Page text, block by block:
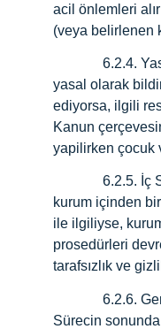
acil önlemleri
(veya belirlenen
yasal olarak
ediyorsa, ilgili
Kanun
yapilirken çocuk
              6.2.5.
İç
kurum içinden
ile ilgiliyse,
prosedürleri
tarafsızlık ve
              6.2.6.
Sürecin